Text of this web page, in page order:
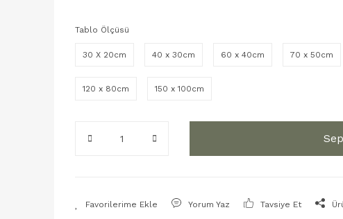
Tablo Ölçüsü
30 X 20cm 40 x 30cm 60 x 40cm 70 x 50cm
120 x 80cm 150 x 100cm
Yorum Yaz Tavsiye Et